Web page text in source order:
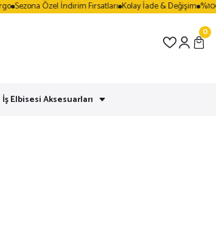
Özel İndirim Fırsatları Kolay İade & Değişim %100
0
İş Elbisesi Aksesuarları